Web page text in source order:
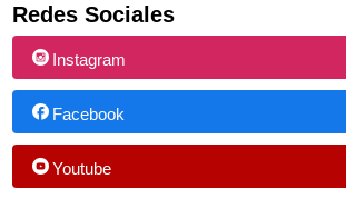
Redes Sociales
Instagram
Facebook
Youtube